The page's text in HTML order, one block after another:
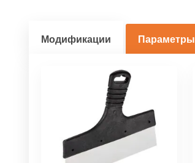
Модификации Параметры